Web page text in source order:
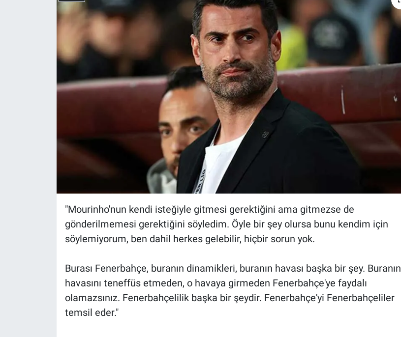
"Mourinho'nun kendi isteğiyle gitmesi gerektiğini ama gitmezse de
gönderilmemesi gerektiğini söyledim. Öyle bir şey olursa bunu kendim için
söylemiyorum, ben dahil herkes gelebilir, hiçbir sorun yok.
Burası Fenerbahçe, buranın dinamikleri, buranın havası başka bir şey. Buranın
havasını teneffüs etmeden, o havaya girmeden Fenerbahçe'ye faydalı
olamazsınız. Fenerbahçelilik başka bir şeydir. Fenerbahçe'yi Fenerbahçeliler
temsil eder."